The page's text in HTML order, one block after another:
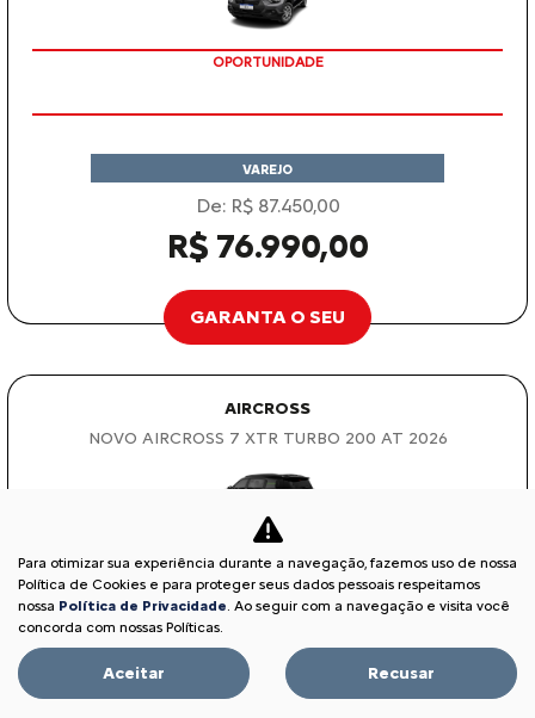
OPORTUNIDADE
VAREJO
De: R$ 87.450,00
R$ 76.990,00
GARANTA O SEU
AIRCROSS
NOVO AIRCROSS 7 XTR TURBO 200 AT 2026
OPORTUNIDADE
VAREJO
Para otimizar sua experiência durante a navegação, fazemos uso de nossa
Política de Cookies e para proteger seus dados pessoais respeitamos
nossa Política de Privacidade. Ao seguir com a navegação e visita você
concorda com nossas Políticas.
Aceitar Recusar